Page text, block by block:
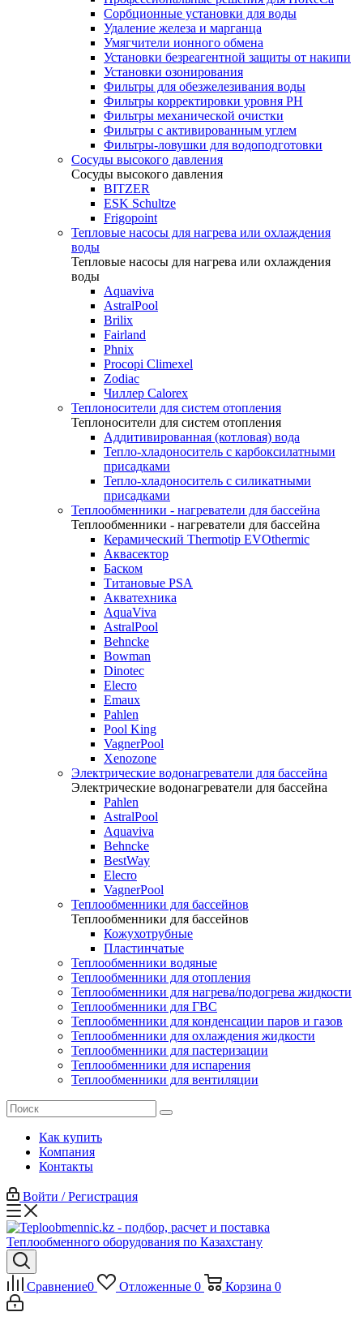
Сорбционные установки для воды
Удаление железа и марганца
Умягчители ионного обмена
Установки безреагентной защиты от накипи
Установки озонирования
Фильтры для обезжелезивания воды
Фильтры корректировки уровня PH
Фильтры механической очистки
Фильтры с активированным углем
Фильтры-ловушки для водоподготовки
Сосуды высокого давления
Сосуды высокого давления
BITZER
ESK Schultze
Frigopoint
Тепловые насосы для нагрева или охлаждения
воды
Тепловые насосы для нагрева или охлаждения
воды
Aquaviva
AstralPool
Brilix
Fairland
Phnix
Procopi Climexel
Zodiac
Чиллер Calorex
Теплоносители для систем отопления
Теплоносители для систем отопления
Аддитивированная (котловая) вода
Тепло-хладоноситель с карбоксилатными
присадками
Тепло-хладоноситель с силикатными
присадками
Теплообменники - нагреватели для бассейна
Теплообменники - нагреватели для бассейна
Керамический Thermotip EVOthermic
Аквасектор
Баском
Титановые PSA
Акватехника
AquaViva
AstralPool
Behncke
Bowman
Dinotec
Elecro
Emaux
Pahlen
Pool King
VagnerPool
Xenozone
Электрические водонагреватели для бассейна
Электрические водонагреватели для бассейна
Pahlen
AstralPool
Aquaviva
Behncke
BestWay
Elecro
VagnerPool
Теплообменники для бассейнов
Теплообменники для бассейнов
Кожухотрубные
Пластинчатые
Теплообменники водяные
Теплообменники для отопления
Теплообменники для нагрева/подогрева жидкости
Теплообменники для ГВС
Теплообменники для конденсации паров и газов
Теплообменники для охлаждения жидкости
Теплообменники для пастеризации
Теплообменники для испарения
Теплообменники для вентиляции
Как купить
Компания
Контакты
Войти / Регистрация
Сравнение0 Отложенные 0 Корзина 0